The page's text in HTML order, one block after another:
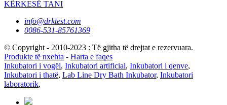
KËRKESË TANI
info@drktest.com
0086-531-85761369
© Copyright - 2010-2023 : Të gjitha të drejtat e rezervuara.
Produkte të nxehta - Harta e faqes
Inkubatori i vogël, Inkubatori artificial, Inkubatori i qenve,
Inkubatori i thatë, Lab Line Dry Bath Inkubator, Inkubatori
laboratorik,